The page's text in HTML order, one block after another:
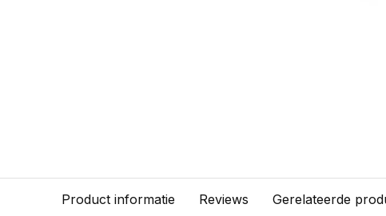
Product informatie Reviews Gerelateerde